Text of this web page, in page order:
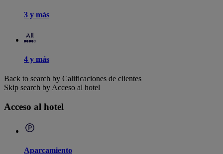
3 y más
4 y más
Back to search by Calificaciones de clientes
Skip search by Acceso al hotel
Acceso al hotel
Aparcamiento